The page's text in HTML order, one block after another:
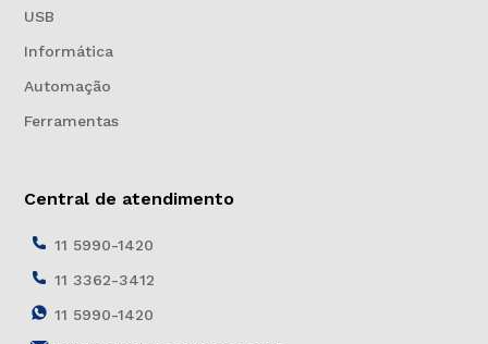
USB
Informática
Automação
Ferramentas
Central de atendimento
11 5990-1420
11 3362-3412
11 5990-1420